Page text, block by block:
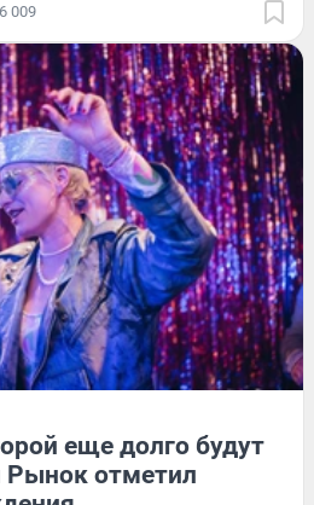
009
еще долго будут
Рынок отметил